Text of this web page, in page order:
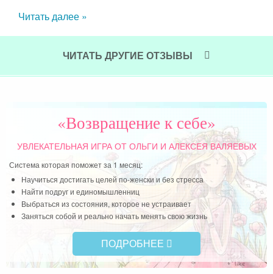
Читать далее »
ЧИТАТЬ ДРУГИЕ ОТЗЫВЫ
«Возвращение к себе»
УВЛЕКАТЕЛЬНАЯ ИГРАОТ ОЛЬГИ И АЛЕКСЕЯ ВАЛЯЕВЫХ
Система которая поможет за 1 месяц:
Научиться достигать целей по-женски и без стресса
Найти подруг и единомышленниц
Выбраться из состояния, которое не устраивает
Заняться собой и реально начать менять свою жизнь
ПОДРОБНЕЕ